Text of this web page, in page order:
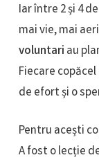
Iar între 2 și 4
mai vie, mai
voluntari au
Fiecare
de efort și o
Pentru acești
A fost o lecție